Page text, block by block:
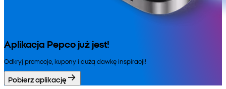
Aplikacja Pepco już jest!
Odkryj promocje, kupony i dużą dawkę inspiracji!
Pobierz aplikację